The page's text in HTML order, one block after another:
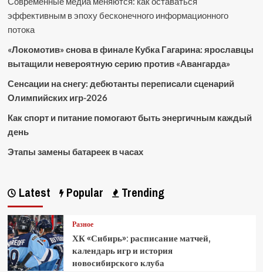
эффективным в эпоху бесконечного информационного
потока
«Локомотив» снова в финале Кубка Гагарина: ярославцы
вытащили невероятную серию против «Авангарда»
Сенсации на снегу: дебютанты переписали сценарий
Олимпийских игр-2026
Как спорт и питание помогают быть энергичным каждый
день
Этапы замены батареек в часах
Latest Popular Trending
Разное
ХК «Сибирь»: расписание матчей,
календарь игр и история
новосибирского клуба